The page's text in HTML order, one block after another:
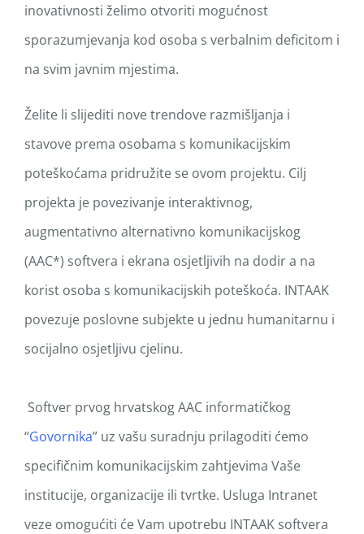
inovativnosti želimo otvoriti mogućnost
sporazumjevanja kod osoba s verbalnim deficitom i
na svim javnim mjestima.
Želite li slijediti nove trendove razmišljanja i
stavove prema osobama s komunikacijskim
poteškoćama pridružite se ovom projektu. Cilj
projekta je povezivanje interaktivnog,
augmentativno alternativno komunikacijskog
(AAC*) softvera i ekrana osjetljivih na dodir a na
korist osoba s komunikacijskih poteškoća. INTAAK
povezuje poslovne subjekte u jednu humanitarnu i
socijalno osjetljivu cjelinu.
Softver prvog hrvatskog AAC informatičkog
“Govornika” uz vašu suradnju prilagoditi ćemo
specifičnim komunikacijskim zahtjevima Vaše
institucije, organizacije ili tvrtke. Usluga Intranet
veze omogućiti će Vam upotrebu INTAAK softvera